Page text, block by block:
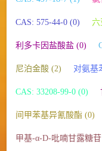
CAS: 575-44-0 (0) 六
利多卡因盐酸盐 (0)
尼泊金酸 (2) 对氨基
CAS: 33208-99-0 (0)
间甲苯基异氰酸酯 (0)
甲基-α-D-吡喃甘露糖